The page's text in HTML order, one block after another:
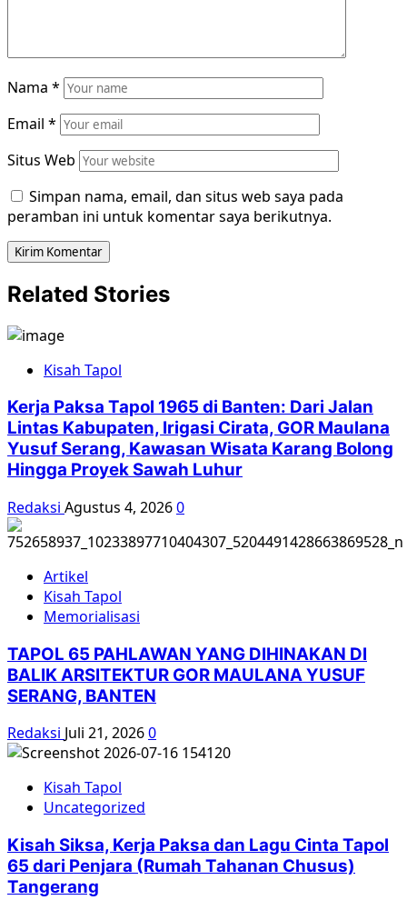
Nama *
Email *
Situs Web
Simpan nama, email, dan situs web saya pada
peramban ini untuk komentar saya berikutnya.
Related Stories
Kisah Tapol
Kerja Paksa Tapol 1965 di Banten: Dari Jalan
Lintas Kabupaten, Irigasi Cirata, GOR Maulana
Yusuf Serang, Kawasan Wisata Karang Bolong
Hingga Proyek Sawah Luhur
Redaksi Agustus 4, 20260
Artikel
Kisah Tapol
Memorialisasi
TAPOL 65 PAHLAWAN YANG DIHINAKAN DI
BALIK ARSITEKTUR GOR MAULANA YUSUF
SERANG, BANTEN
Redaksi Juli 21, 20260
Kisah Tapol
Uncategorized
Kisah Siksa, Kerja Paksa dan Lagu Cinta Tapol
65 dari Penjara (Rumah Tahanan Chusus)
Tangerang